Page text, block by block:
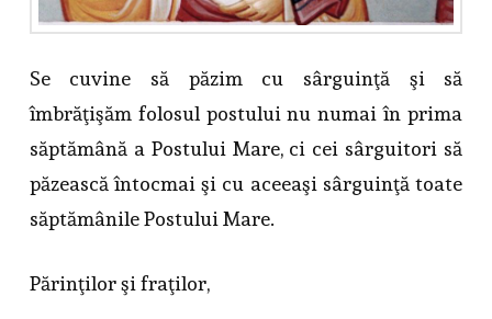
Se cuvine să păzim cu sârguinţă şi să
îmbrăţişăm folosul postului nu numai în prima
săptămână a Postului Mare, ci cei sârguitori să
păzească întocmai şi cu aceeaşi sârguinţă toate
săptămânile Postului Mare.
Părinţilor şi fraţilor,